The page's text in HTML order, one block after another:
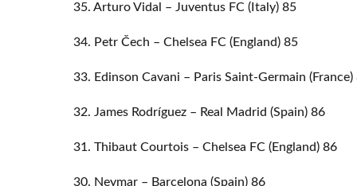
35. Arturo Vidal – Juventus FC (Italy) 85
34. Petr Čech – Chelsea FC (England) 85
33. Edinson Cavani – Paris Saint-Germain (France)
32. James Rodríguez – Real Madrid (Spain) 86
31. Thibaut Courtois – Chelsea FC (England) 86
30. Neymar – Barcelona (Spain) 86